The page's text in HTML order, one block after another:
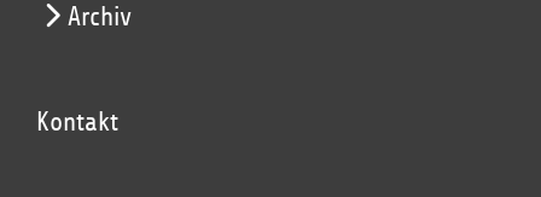
Archiv
Kontakt